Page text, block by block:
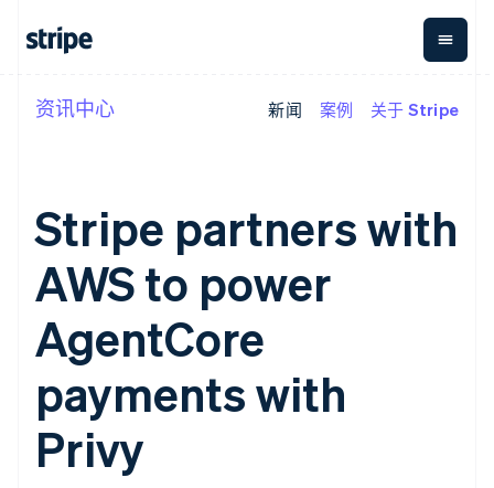
支付
Managed
Payments
备案商家解决
方案
Payment links
无代码支付
Checkout
面
Elements
灵活的 UI 组件
Payment
methods
Metronome
按用量计费
Subscriptions
订阅管理
Invoicing
一次性或定期
账单
Tax
销售税和增值
税自动化
资金管
Payouts
平台
平台
智能体商务
加密货币
电子商务
财务自动化
全球化企业
Stripe Apps
指南
接受线上付款
构建平台或交易市场
管理订阅
支持
获取支持
托管支持方案
资讯中心 新闻 案例 关于 Stripe
Stripe partners with
AWS to power
AgentCore
payments with
Privy
English
列支敦士登
卢森堡
Français
English
马来西亚
简体中文
美国
简体中文
墨西哥
Español English
English
葡萄牙
PortuguêsEnglish
日本